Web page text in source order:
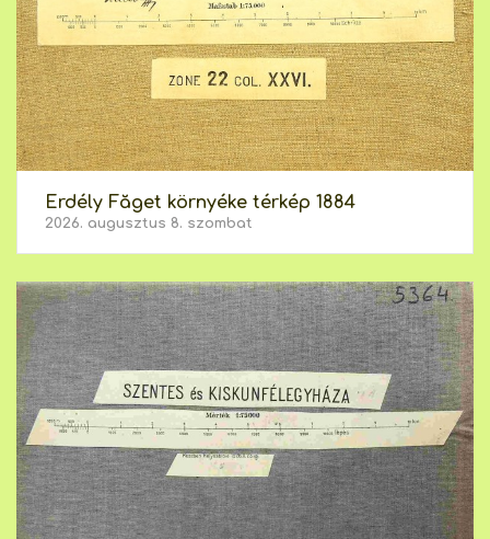
Erdély Făget környéke térkép 1884
2026. augusztus 8. szombat